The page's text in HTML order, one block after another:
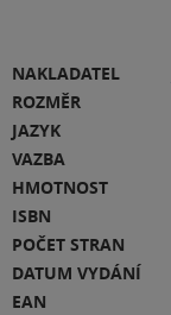
NAKLADATEL
ROZMĚR
JAZYK
VAZBA
HMOTNOST
ISBN
POČET STRAN
DATUM VYDÁNÍ
EAN